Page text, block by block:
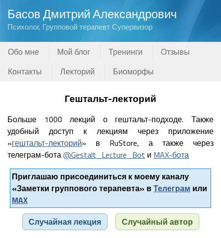
Басов Дмитрий Александрович
Психолог, Групповой терапевт Супервизор
Обо мне Мой блог Тренинги
Отзывы
Контакты
Лекторий Биоморфы
Гештальт-лекторий
Больше 1000 лекций о гештальт-подходе. Также
удобный доступ к лекциям через приложение
«гештальт-лекторий» в RuStore, а также через
телеграм-бота@Gestalt_Lecture_Bot и MAX-бота
Приглашаю присоединиться к моему каналу
«Заметки группового терапевта» вТелеграм или
MAX
Случайная лекция
Случайный автор